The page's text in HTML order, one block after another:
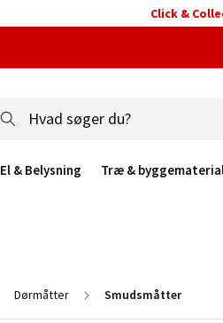
Click &
El & Belysning Træ &
Dørmåtter Smudsmåtter